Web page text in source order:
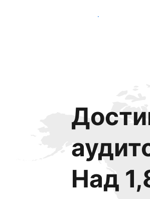
Започнете днес
Над